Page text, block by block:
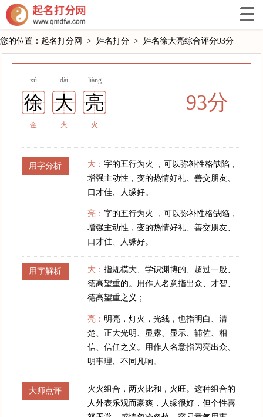
您的位置： 起名打分网 > 姓名打分 > 姓名徐大亮综合评分93分
xú dài liàng
徐 大 亮
金 火 火
93分
用字分析 大：字的五行为火 ，可以弥补性格缺陷，
增强主动性，变的热情好礼、善交朋友、
口才佳、人缘好。
亮：字的五行为火 ，可以弥补性格缺陷，
增强主动性，变的热情好礼、善交朋友、
口才佳、人缘好。
用字解析 大：指规模大、学识渊博的、超过一般、
德高望重的。用作人名意指出众、才智、
德高望重之义；
亮： 明亮，灯火，光线，也指明白、清
楚、正大光明、显露、显示、辅佐、相
信、信任之义。用作人名意指闪亮出众、
明事理、不同凡响。
大师点评
火火组合，两火比和，火旺。这种组合的
人外表乐观而豪爽，人缘很好，但个性喜